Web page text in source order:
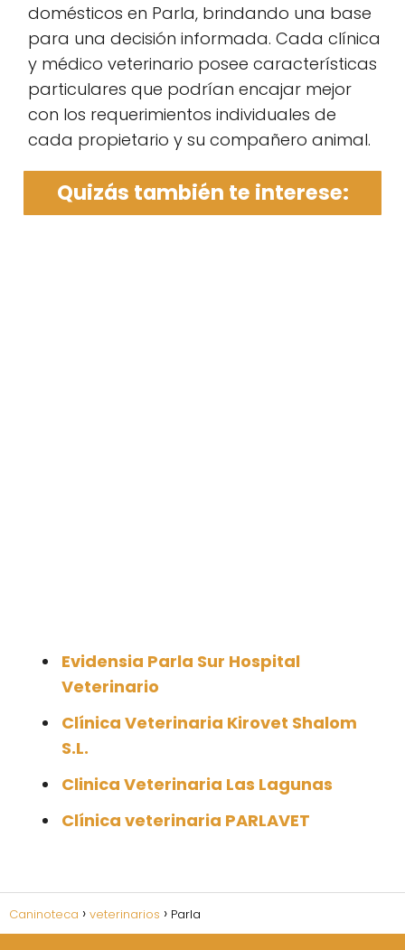
domésticos en Parla, brindando una base
para una decisión informada. Cada clínica
y médico veterinario posee características
particulares que podrían encajar mejor
con los requerimientos individuales de
cada propietario y su compañero animal.
Quizás también te interese:
Evidensia Parla Sur Hospital
Veterinario
Clínica Veterinaria Kirovet Shalom
S.L.
Clinica Veterinaria Las Lagunas
Clínica veterinaria PARLAVET
Caninoteca veterinarios Parla